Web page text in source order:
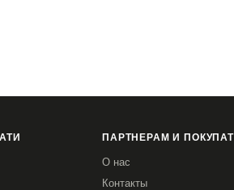
ПАРТНЕРАМ И
О нас
Контакты